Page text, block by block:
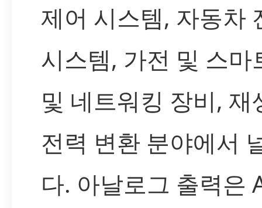
제어 시스템, 자동차
시스템, 가전 및 스마
및 네트워킹 장비,
전력 변환 분야에서
다. 아날로그 출력은